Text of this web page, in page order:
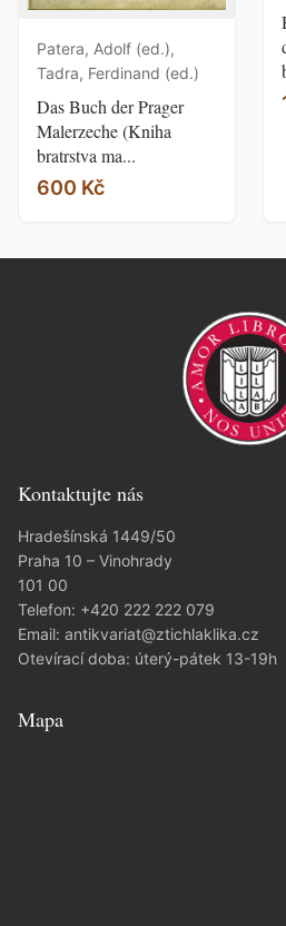
Patera, Adolf (ed.),
Tadra, Ferdinand (ed.)
Das Buch der Prager
Malerzeche (Kniha
bratrstva ma...
600 Kč
Kontaktujte nás
Hradešínská 1449/50
Praha 10 – Vinohrady
101 00
Telefon: +420 222 222 079
Email: antikvariat@ztichlaklika.cz
Otevírací doba: úterý-pátek 13-19h
Mapa